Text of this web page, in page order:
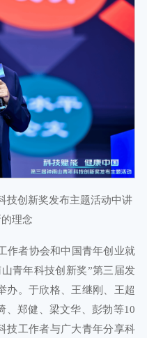
技创新奖发布主题活动中讲
理念
作者协会和中国青年创业就
青年科技创新奖”第三届发
办。于欣格、王继刚、王超
、郑健、梁文华、彭勃等10
技工作者与广大青年分享科